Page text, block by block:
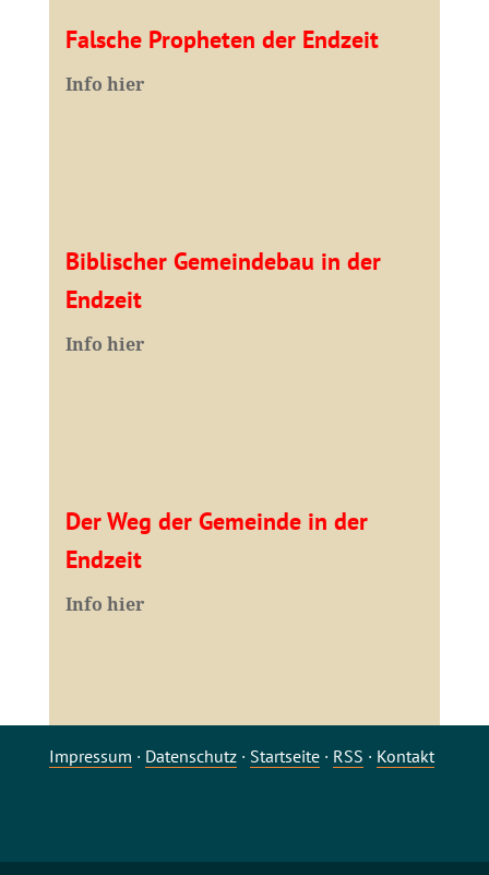
Falsche Propheten der Endzeit
Info hier
Biblischer Gemeindebau in der
Endzeit
Info hier
Der Weg der Gemeinde in der
Endzeit
Info hier
Impressum · Datenschutz· Startseite· RSS · Kontakt